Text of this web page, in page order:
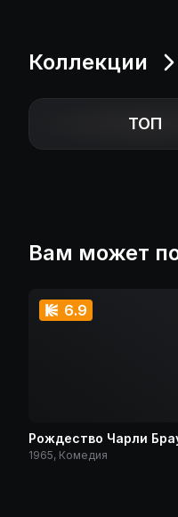
Коллекции
ТОП
Вам может
6.9
Рождество Чарли
1965, Комедия